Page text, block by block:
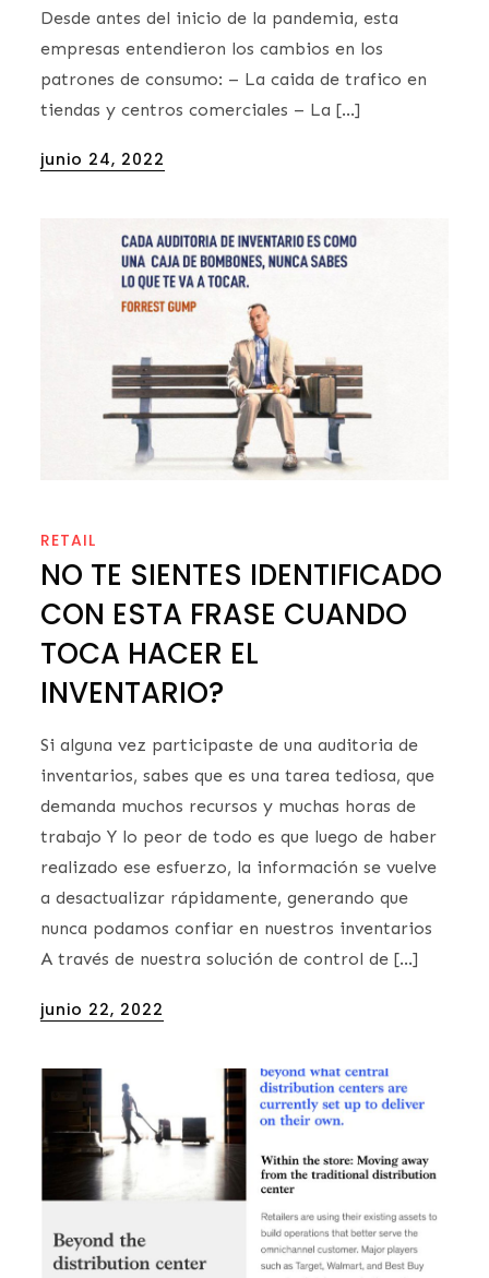
Desde antes del inicio de la pandemia, esta
empresas entendieron los cambios en los
patrones de consumo: – La caida de trafico en
tiendas y centros comerciales – La […]
Posted
junio 24, 2022
RETAIL
NO TE SIENTES IDENTIFICADO
CON ESTA FRASE CUANDO
TOCA HACER EL
INVENTARIO?
Si alguna vez participaste de una auditoria de
inventarios, sabes que es una tarea tediosa, que
demanda muchos recursos y muchas horas de
trabajo Y lo peor de todo es que luego de haber
realizado ese esfuerzo, la información se vuelve
a desactualizar rápidamente, generando que
nunca podamos confiar en nuestros inventarios
A través de nuestra solución de control de […]
Posted
junio 22, 2022